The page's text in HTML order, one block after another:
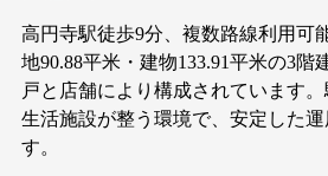
高円寺駅徒歩9分、複数路線利用可
地90.88平米・建物133.91平米の3階
戸と店舗により構成されています
生活施設が整う環境で、安定した
す。